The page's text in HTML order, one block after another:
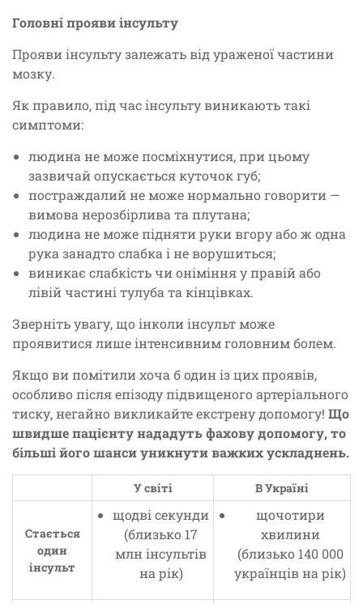
Головні прояви інсульту
Прояви інсульту залежать від ураженої частини
мозку.
Як правило, під час інсульту виникають такі
симптоми:
людина не може посміхнутися, при цьому
зазвичай опускається куточок губ;
постраждалий не може нормально говорити —
вимова нерозбірлива та плутана;
людина не може підняти руки вгору або ж одна
рука занадто слабка і не ворушиться;
виникає слабкість чи оніміння у правій або
лівій частині тулуба та кінцівках.
Зверніть увагу, що інколи інсульт може
проявитися лише інтенсивним головним болем.
Якщо ви помітили хоча б один із цих проявів,
особливо після епізоду підвищеного артеріального
тиску, негайно викликайте екстрену допомогу! Що
швидше пацієнту нададуть фахову допомогу, то
більші його шанси уникнути важких ускладнень.
У світі В Україні
Стається
один
інсульт
щодві секунди
(близько 17
млн інсультів
на рік)
щочотири
хвилини
(близько 140 000
українців на рік)